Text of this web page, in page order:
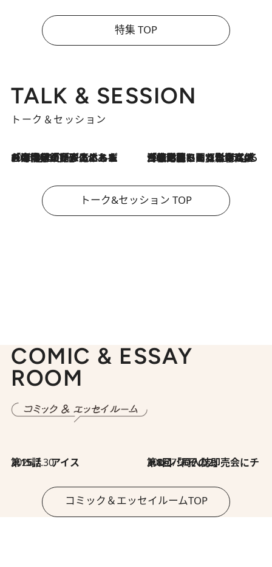
特集 TOP
TALK & SESSION
トーク＆セッション
2026.8.3
「今後値上げがあるとすれば…」「リスクがあるのは今年の冬」エネルギー専門家が語る、ホルムズ海峡封鎖が家庭にもたらす“ある心配” 2026.8.3
「住宅建てられない…」「サーチャージ料の高値が続いている」ホルムズ海峡封鎖による影響はいつまで続く？《エネルギー専門家に聞く“どうなる日本の暮らし”》
トーク&セッション TOP
COMIC & ESSAY
ROOM
2026.7.30
第15話 アイス 2026.7.30
第8回「同人誌即売会にチャレンジ その2」
コミック＆エッセイルームTOP